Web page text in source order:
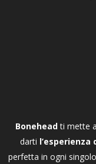
Boneheadti mette
darti
perfetta in ogni